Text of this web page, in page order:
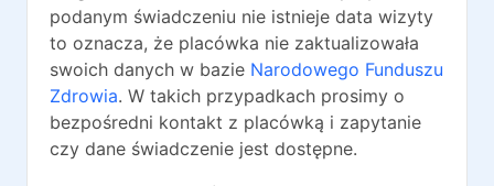
podanym świadczeniu nie istnieje data wizyty
to oznacza, że placówka nie zaktualizowała
swoich danych w bazie Narodowego Funduszu
Zdrowia. W takich przypadkach prosimy o
bezpośredni kontakt z placówką i zapytanie
czy dane świadczenie jest dostępne.